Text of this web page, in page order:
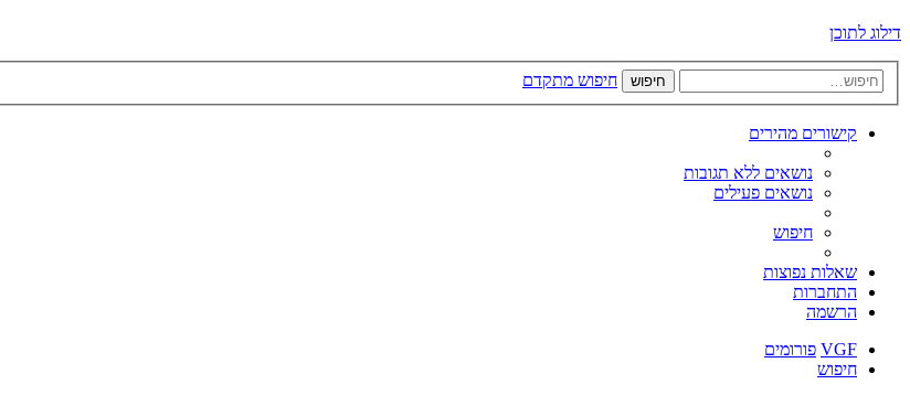
דילוג לתוכן
חיפוש חיפוש מתקדם
קישורים מהירים
נושאים ללא תגובות
נושאים פעילים
חיפוש
שאלות נפוצות
התחברות
הרשמה
VGF פורומים
חיפוש